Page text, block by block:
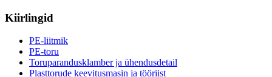
Kiirlingid
PE-liitmik
PE-toru
Toruparandusklamber ja ühendusdetail
Plasttorude keevitusmasin ja tööriist